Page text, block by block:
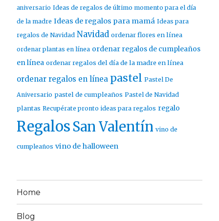
aniversario Ideas de regalos de último momento para el día
de la madre Ideas de regalos para mamá Ideas para
regalos de Navidad Navidad ordenar flores en línea
ordenar plantas en línea ordenar regalos de cumpleaños
en línea ordenar regalos del día de la madre en línea
ordenar regalos en línea pastel Pastel De
Aniversario pastel de cumpleaños Pastel de Navidad
plantas Recupérate pronto ideas para regalos regalo
Regalos San Valentín vino de
cumpleaños vino de halloween
Home
Blog